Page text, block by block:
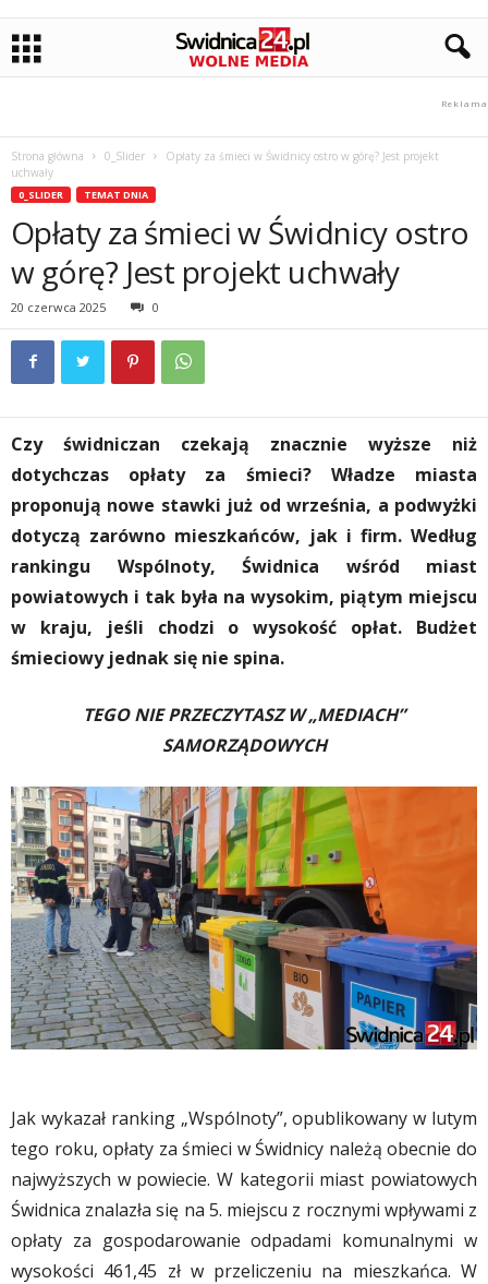
Strona główna 0_Slider
Opłaty za śmieci w Świdnicy ostro w górę? Jest projekt
uchwały
0_SLIDER TEMAT DNIA
Opłaty za śmieci w Świdnicy ostro
w górę? Jest projekt uchwały
20 czerwca 2025 0
Czy świdniczan czekają znacznie wyższe niż
dotychczas opłaty za śmieci? Władze miasta
proponują nowe stawki już od września, a podwyżki
dotyczą zarówno mieszkańców, jak i firm. Według
rankingu Wspólnoty, Świdnica wśród miast
powiatowych i tak była na wysokim, piątym miejscu
w kraju, jeśli chodzi o wysokość opłat. Budżet
śmieciowy jednak się nie spina.
TEGO NIE PRZECZYTASZ W „MEDIACH”
SAMORZĄDOWYCH
Jak wykazał ranking „Wspólnoty”, opublikowany w lutym
tego roku, opłaty za śmieci w Świdnicy należą obecnie do
najwyższych w powiecie. W kategorii miast powiatowych
Świdnica znalazła się na 5. miejscu z rocznymi wpływami z
opłaty za gospodarowanie odpadami komunalnymi w
wysokości 461,45 zł w przeliczeniu na mieszkańca. W